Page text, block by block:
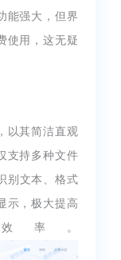
能强大，但界
使用，这无疑
以其简洁直观
支持多种文件
别文本、格式
示，极大提高
率。